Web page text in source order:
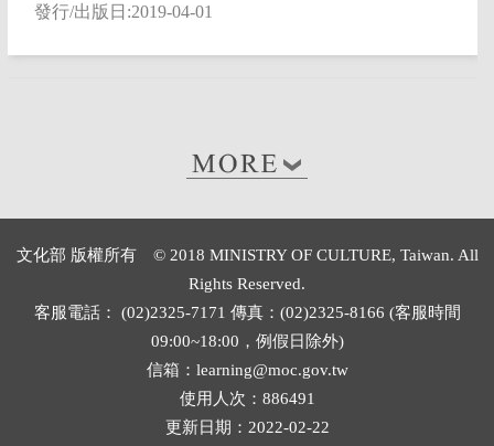
發行/出版日:2019-04-01
文化部 版權所有 © 2018 MINISTRY OF CULTURE, Taiwan. All
Rights Reserved.
客服電話： (02)2325-7171 傳真：(02)2325-8166 (客服時間
09:00~18:00，例假日除外)
信箱：learning@moc.gov.tw
使用人次：886491
更新日期：2022-02-22